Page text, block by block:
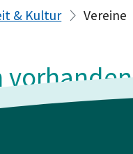
& Kultur Vereine
vorhanden